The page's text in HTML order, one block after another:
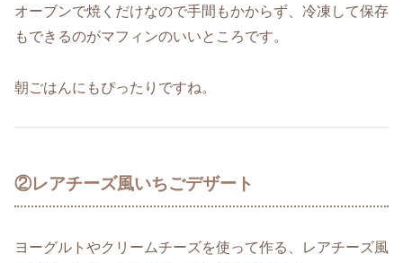
オーブンで焼くだけなので手間もかからず、冷凍して保存
もできるのがマフィンのいいところです。
朝ごはんにもぴったりですね。
②レアチーズ風いちごデザート
ヨーグルトやクリームチーズを使って作る、レアチーズ風